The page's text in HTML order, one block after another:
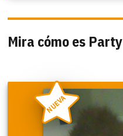
Mira cómo es Party
NUEVA